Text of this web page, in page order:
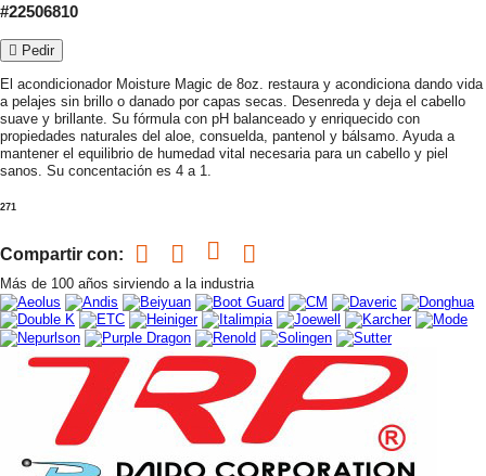
#22506810
Pedir
El acondicionador Moisture Magic de 8oz. restaura y acondiciona dando vida
a pelajes sin brillo o danado por capas secas. Desenreda y deja el cabello
suave y brillante. Su fórmula con pH balanceado y enriquecido con
propiedades naturales del aloe, consuelda, pantenol y bálsamo. Ayuda a
mantener el equilibrio de humedad vital necesaria para un cabello y piel
sanos. Su concentación es 4 a 1.
271
Compartir con:
Más de 100 años sirviendo a la industria